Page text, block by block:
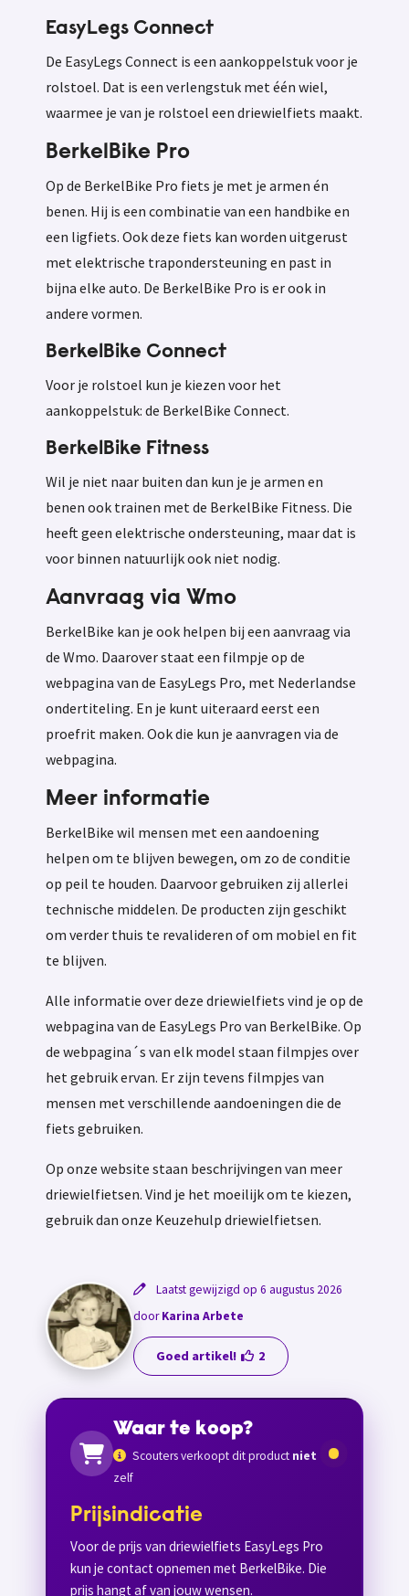
EasyLegs Connect
De EasyLegs Connect is een aankoppelstuk voor je
rolstoel. Dat is een verlengstuk met één wiel,
waarmee je van je rolstoel een driewielfiets maakt.
BerkelBike Pro
Op de BerkelBike Pro fiets je met je armen én
benen. Hij is een combinatie van een handbike en
een ligfiets. Ook deze fiets kan worden uitgerust
met elektrische trapondersteuning en past in
bijna elke auto. De BerkelBike Pro is er ook in
andere vormen.
BerkelBike Connect
Voor je rolstoel kun je kiezen voor het
aankoppelstuk: de BerkelBike Connect.
BerkelBike Fitness
Wil je niet naar buiten dan kun je je armen en
benen ook trainen met de BerkelBike Fitness. Die
heeft geen elektrische ondersteuning, maar dat is
voor binnen natuurlijk ook niet nodig.
Aanvraag via Wmo
BerkelBike kan je ook helpen bij een aanvraag via
de Wmo. Daarover staat een filmpje op de
webpagina van de EasyLegs Pro, met Nederlandse
ondertiteling. En je kunt uiteraard eerst een
proefrit maken. Ook die kun je aanvragen via de
webpagina.
Meer informatie
BerkelBike wil mensen met een aandoening
helpen om te blijven bewegen, om zo de conditie
op peil te houden. Daarvoor gebruiken zij allerlei
technische middelen. De producten zijn geschikt
om verder thuis te revalideren of om mobiel en fit
te blijven.
Alle informatie over deze driewielfiets vind je op de
webpagina van de EasyLegs Pro van BerkelBike. Op
de webpagina´s van elk model staan filmpjes over
het gebruik ervan. Er zijn tevens filmpjes van
mensen met verschillende aandoeningen die de
fiets gebruiken.
Op onze website staan beschrijvingen van meer
driewielfietsen. Vind je het moeilijk om te kiezen,
gebruik dan onze Keuzehulp driewielfietsen.
Laatst gewijzigd op 6 augustus 2026
doorKarina Arbete
Goed artikel! 2
Waar te koop?
Scouters verkoopt dit product niet
zelf
Prijsindicatie
Voor de prijs van driewielfiets EasyLegs Pro
kun je contact opnemen met BerkelBike. Die
prijs hangt af van jouw wensen.